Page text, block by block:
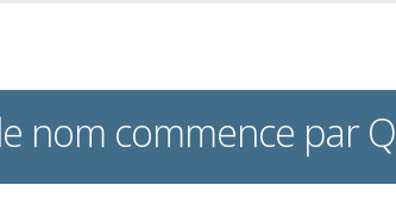
nom commence par Q